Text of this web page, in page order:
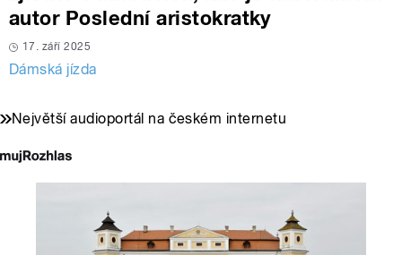
autor Poslední aristokratky
17. září 2025
Dámská jízda
Největší audioportál na českém internetu